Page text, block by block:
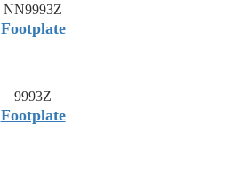
NN9993Z
Footplate
9993Z
Footplate